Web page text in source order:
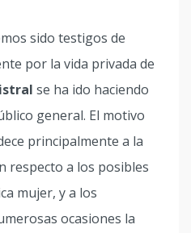
sido testigos de
por la vida privada de
se ha ido haciendo
general. El motivo
principalmente a la
respecto a los posibles
mujer, y a los
ocasiones la